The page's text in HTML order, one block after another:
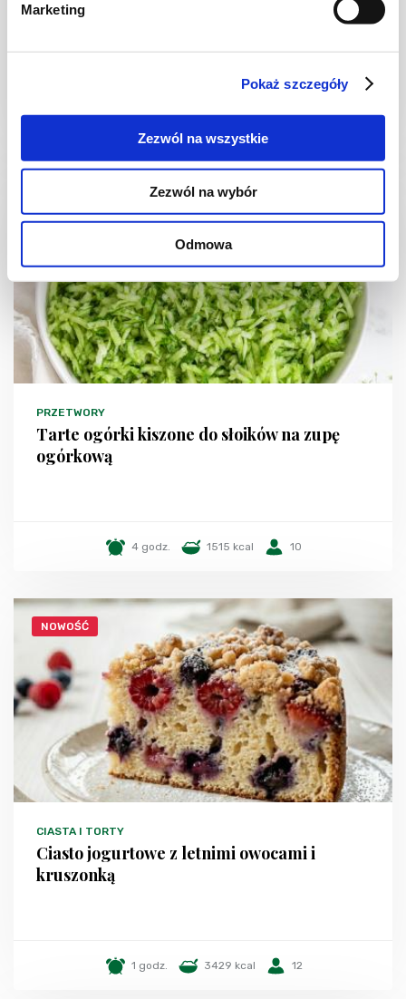
Marketing
Pokaż szczegóły
Zezwól na wszystkie
Zezwól na wybór
Odmowa
Ciasto warstwowe z kremem i malinową
PRZETWORY
Tarte ogórki kiszone do słoików na zupę
ogórkową
4 godz. 1515 kcal 10
NOWOŚĆ
CIASTA I TORTY
Ciasto jogurtowe z letnimi owocami i
kruszonką
1 godz. 3429 kcal 12